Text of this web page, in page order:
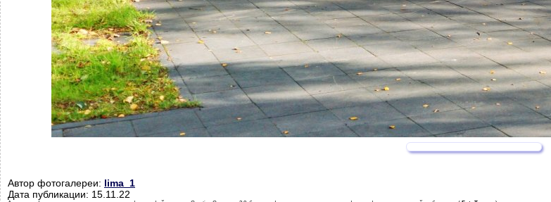
Автор фотогалереи: lima_1
Дата публикации: 15.11.22